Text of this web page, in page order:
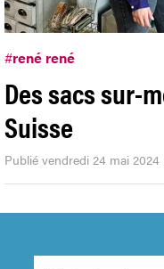
#rené rené
Des sacs sur-
Suisse
Publié vendredi 24 mai 2024